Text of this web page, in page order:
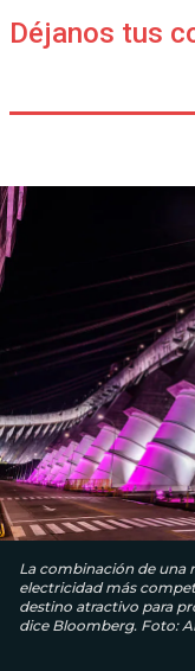
Déjanos tus
La combinación de una
electricidad más
destino atractivo para
dice Bloomberg. Foto: